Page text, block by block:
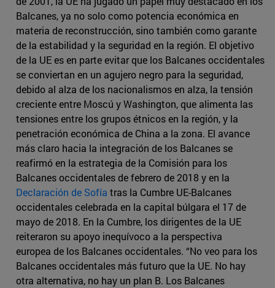
Balcanes, ya no solo como potencia económica en
materia de reconstrucción, sino también como garante
de la estabilidad y la seguridad en la región. El objetivo
de la UE es en parte evitar que los Balcanes occidentales
se conviertan en un agujero negro para la seguridad,
debido al alza de los nacionalismos en alza, la tensión
creciente entre Moscú y Washington, que alimenta las
tensiones entre los grupos étnicos en la región, y la
penetración económica de China a la zona. El avance
más claro hacia la integración de los Balcanes se
reafirmó en la estrategia de la Comisión para los
Balcanes occidentales de febrero de 2018 y en la
Declaración de Sofía tras la Cumbre UE-Balcanes
occidentales celebrada en la capital búlgara el 17 de
mayo de 2018. En la Cumbre, los dirigentes de la UE
reiteraron su apoyo inequívoco a la perspectiva
europea de los Balcanes occidentales. “No veo para los
Balcanes occidentales más futuro que la UE. No hay
otra alternativa, no hay un plan B. Los Balcanes